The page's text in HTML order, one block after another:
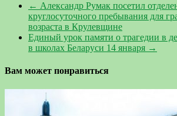
← Александр Румак посетил
круглосуточного пребывания для
возраста в Крулевщине
Единый урок памяти о трагедии в
в школах Беларуси 14 января →
Вам может понравиться